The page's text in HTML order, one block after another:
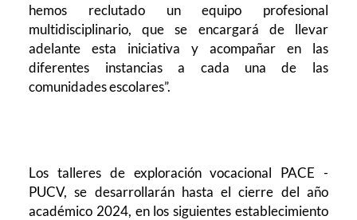
hemos reclutado un equipo profesional
multidisciplinario, que se encargará de llevar
adelante esta iniciativa y acompañar en las
diferentes instancias a cada una de las
comunidades escolares”.
Los talleres de exploración vocacional PACE -
PUCV, se desarrollarán hasta el cierre del año
académico 2024, en los siguientes establecimiento